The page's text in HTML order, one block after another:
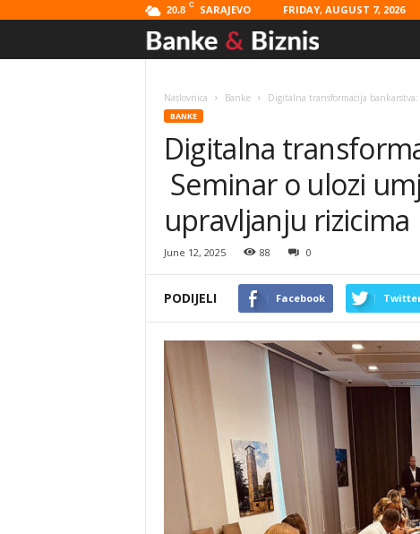
20.8 C SARAJEVO FRIDAY, AUGUST 7, 2026
Naslovnica Banke Digitalna transformacija
BANKE
Digitalna
Seminar o ulozi
upravljanju rizicima
June 12, 2025 88 0
PODIJELI Facebook